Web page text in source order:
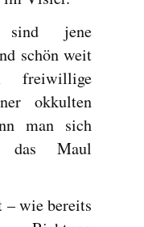
jene
schön weit
okkulten
man sich
das Maul
– wie bereits